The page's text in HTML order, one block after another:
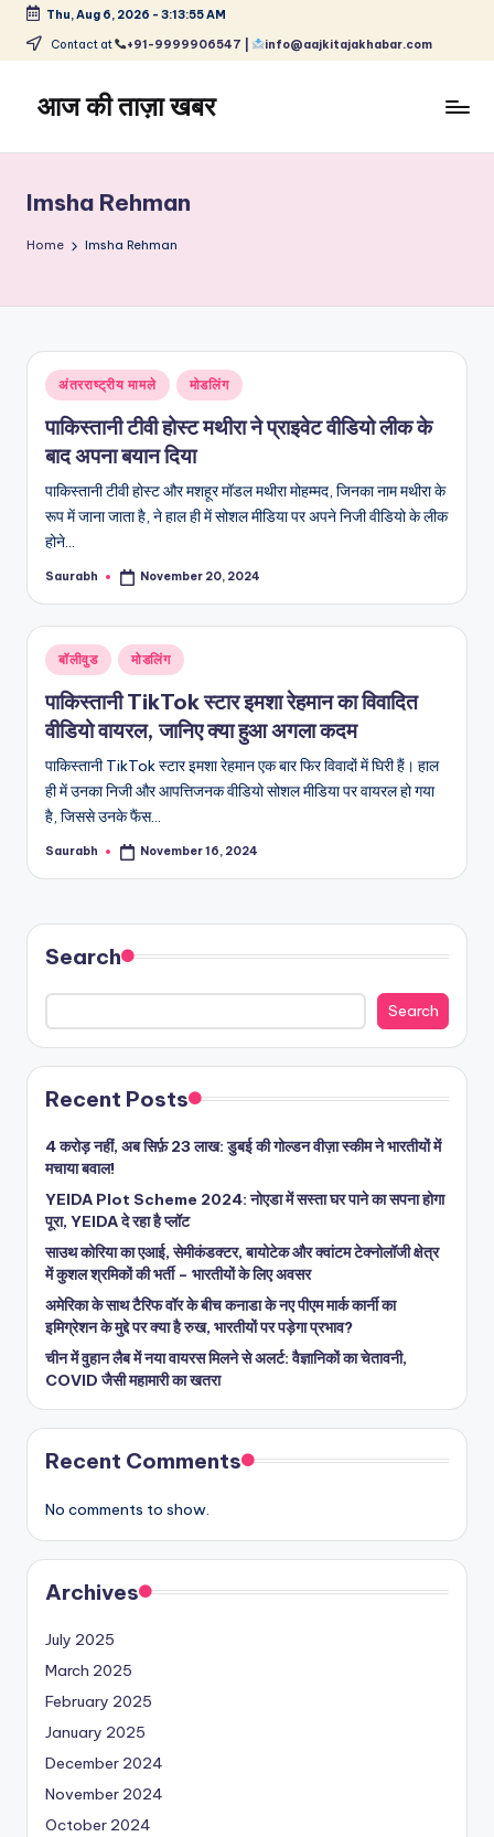
Skip
content
Thu, Aug 6, 2026 - 3:13:55 AM
Contact at +91-9999906547 | info@aajkitajakhabar.com
आज की ताज़ा खबर
समाचार
–
और
विश्व
Imsha Rehman
Home Imsha Rehman
Posted
in
अंतरराष्ट्रीय मामले मोडलिंग
पाकिस्तानी टीवी होस्ट मथीरा ने प्राइवेट वीडियो लीक के
बाद अपना बयान दिया
पाकिस्तानी टीवी होस्ट और मशहूर मॉडल मथीरा मोहम्मद, जिनका नाम मथीरा के
रूप में जाना जाता है, ने हाल ही में सोशल मीडिया पर अपने निजी वीडियो के लीक
होने…
Posted
Saurabh November 20, 2024
Posted
in
बॉलीवुड मोडलिंग
पाकिस्तानी TikTok स्टार इमशा रेहमान का विवादित
वीडियो वायरल, जानिए क्या हुआ अगला कदम
पाकिस्तानी TikTok स्टार इमशा रेहमान एक बार फिर विवादों में घिरी हैं। हाल
ही में उनका निजी और आपत्तिजनक वीडियो सोशल मीडिया पर वायरल हो गया
है, जिससे उनके फैंस…
Posted
Saurabh November 16, 2024
Search
Search
Recent Posts
4 करोड़ नहीं, अब सिर्फ़ 23 लाख: डुबई की गोल्डन वीज़ा स्कीम ने भारतीयों में
मचाया बवाल!
YEIDA Plot Scheme 2024: नोएडा में सस्ता घर पाने का सपना होगा
पूरा, YEIDA दे रहा है प्लॉट
साउथ कोरिया का एआई, सेमीकंडक्टर, बायोटेक और क्वांटम टेक्नोलॉजी क्षेत्र
में कुशल श्रमिकों की भर्ती – भारतीयों के लिए अवसर
अमेरिका के साथ टैरिफ वॉर के बीच कनाडा के नए पीएम मार्क कार्नी का
इमिग्रेशन के मुद्दे पर क्या है रुख, भारतीयों पर पड़ेगा प्रभाव?
चीन में वुहान लैब में नया वायरस मिलने से अलर्ट: वैज्ञानिकों का चेतावनी,
COVID जैसी महामारी का खतरा
Recent Comments
No comments to show.
Archives
July 2025
March 2025
February 2025
January 2025
December 2024
November 2024
October 2024